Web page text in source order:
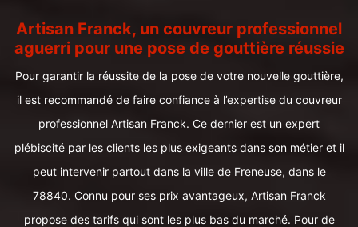
Artisan Franck, un couvreur professionnel
aguerri pour une pose de gouttière réussie
Pour garantir la réussite de la pose de votre nouvelle gouttière,
il est recommandé de faire confiance à l’expertise du couvreur
professionnel Artisan Franck. Ce dernier est un expert
plébiscité par les clients les plus exigeants dans son métier et il
peut intervenir partout dans la ville de Freneuse, dans le
78840. Connu pour ses prix avantageux, Artisan Franck
propose des tarifs qui sont les plus bas du marché. Pour de